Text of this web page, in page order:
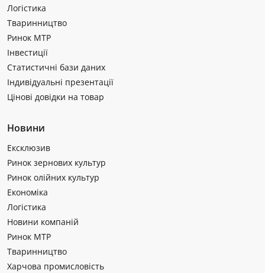
Логістика
Тваринництво
Ринок МТР
Інвестиції
Статистичні бази даних
Індивідуальні презентації
Цінові довідки на товар
Новини
Ексклюзив
Ринок зернових культур
Ринок олійних культур
Економіка
Логістика
Новини компаній
Ринок МТР
Тваринництво
Харчова промисловість